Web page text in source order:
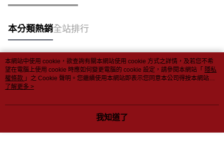
══════════════
本分類熱銷全站排行
熱門標籤
本網站中使用 cookie，欲查詢有關本網站使用 cookie 方式之詳情，及若您不希
望在電腦上使用 cookie 時應如何變更電腦的 cookie 設定，請參閱本網站「 隱私
權條款 」之 Cookie 聲明。您繼續使用本網站即表示您同意本公司得按本網站使
用條款之 Cookie 聲明使用 cookie。
了解更多 >
我知道了